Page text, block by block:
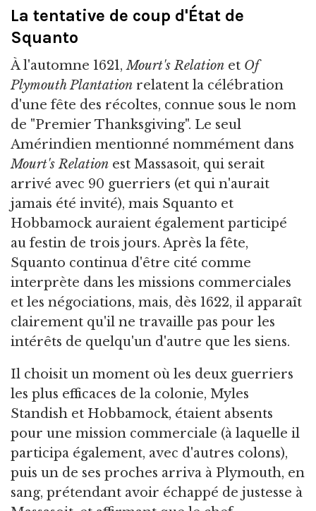
La tentative de coup d'État de
Squanto
À l'automne 1621,Mourt's Relation et Of
Plymouth Plantation relatent la célébration
d'une fête des récoltes, connue sous le nom
de "Premier Thanksgiving". Le seul
Amérindien mentionné nommément dans
Mourt's Relation est Massasoit, qui serait
arrivé avec 90 guerriers (et qui n'aurait
jamais été invité), mais Squanto et
Hobbamock auraient également participé
au festin de trois jours. Après la fête,
Squanto continua d'être cité comme
interprète dans les missions commerciales
et les négociations, mais, dès 1622, il apparaît
clairement qu'il ne travaille pas pour les
intérêts de quelqu'un d'autre que les siens.
Il choisit un moment où les deux guerriers
les plus efficaces de la colonie, Myles
Standish et Hobbamock, étaient absents
pour une mission commerciale (à laquelle il
participa également, avec d'autres colons),
puis un de ses proches arriva à Plymouth, en
sang, prétendant avoir échappé de justesse à